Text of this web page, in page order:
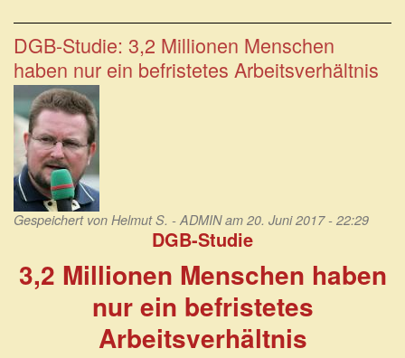
der
Klassengesellschaft.
Bedürfnis
nach
mehr
sozialer
Sicherheit.
DGB-Studie: 3,2 Millionen Menschen
haben nur ein befristetes Arbeitsverhältnis
Gespeichert von Helmut S. - ADMINam 20. Juni 2017 - 22:29
DGB-Studie
3,2 Millionen Menschen haben
nur ein befristetes
Arbeitsverhältnis